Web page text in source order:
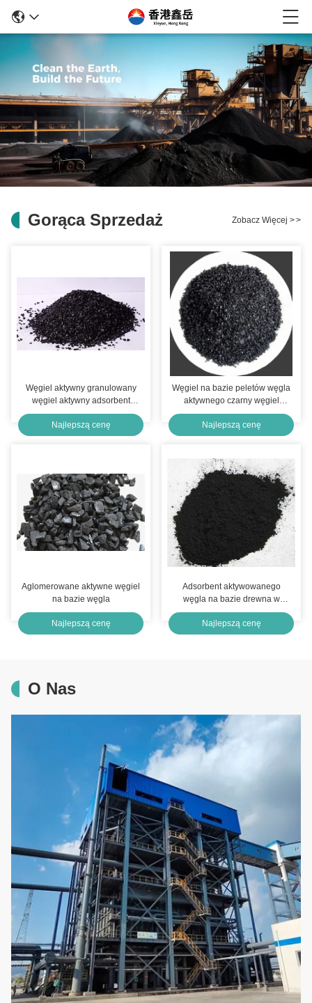
Gorąca Sprzedaż Zobacz Więcej >>
Węgiel aktywny granulowany
węgiel aktywny adsorbent
czarny granule węgla
aktywnego
Najlepszą cenę
Węgiel na bazie peletów węgla
aktywnego czarny węgiel
aktywny chemikalia
Najlepszą cenę
Aglomerowane aktywne węgiel
na bazie węgla
Najlepszą cenę
Adsorbent aktywowanego
węgla na bazie drewna w
proszku do obróbki chemicznej
Najlepszą cenę
O Nas